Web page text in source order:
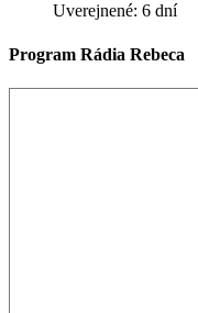
Uverejnené: 6 dní
Program Rádia Rebeca